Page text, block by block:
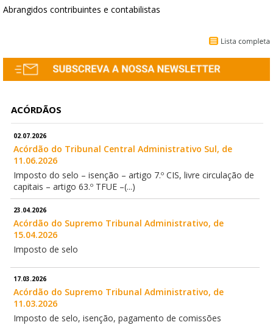
Abrangidos contribuintes e contabilistas
ACÓRDÃOS
02.07.2026
Acórdão do Tribunal Central Administrativo Sul, de
11.06.2026
Imposto do selo – isenção – artigo 7.º CIS, livre circulação de
capitais – artigo 63.º TFUE –(...)
23.04.2026
Acórdão do Supremo Tribunal Administrativo, de
15.04.2026
Imposto de selo
17.03.2026
Acórdão do Supremo Tribunal Administrativo, de
11.03.2026
Imposto de selo, isenção, pagamento de comissões